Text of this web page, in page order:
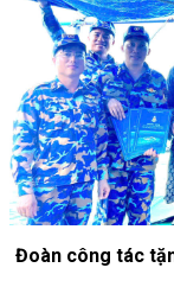
Đoàn công tác